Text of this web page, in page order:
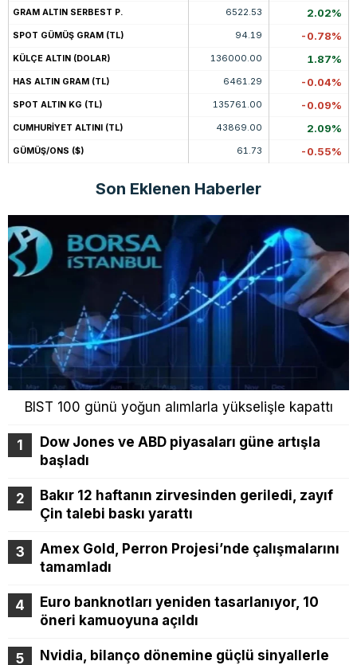
GRAM ALTIN SERBEST P. 6522.53 2.02%
SPOT GÜMÜŞ GRAM (TL) 94.19 -0.78%
KÜLÇE ALTIN (DOLAR) 136000.00 1.87%
HAS ALTIN GRAM (TL) 6461.29 -0.04%
SPOT ALTIN KG (TL) 135761.00 -0.09%
CUMHURİYET ALTINI (TL) 43869.00 2.09%
GÜMÜŞ/ONS ($) 61.73 -0.55%
Son Eklenen Haberler
BIST 100 günü yoğun alımlarla yükselişle kapattı
Dow Jones ve ABD piyasaları güne artışla
başladı
Bakır 12 haftanın zirvesinden geriledi, zayıf
Çin talebi baskı yarattı
Amex Gold, Perron Projesi’nde çalışmalarını
tamamladı
Euro banknotları yeniden tasarlanıyor, 10
öneri kamuoyuna açıldı
Nvidia, bilanço dönemine güçlü sinyallerle